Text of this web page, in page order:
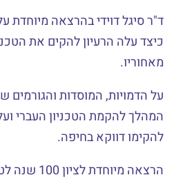
ד"ר סיגל דוידי בהרצאה מיוחדת
כיצד עלה הרעיון להקים את
מאחוריו.
על הדמויות, המוסדות והגורמים
המהלך להקמת הטכניון העברי
להקימו דווקא בחיפה.
הרצאה מיוחדת לציון 100 שנה לטכניון.